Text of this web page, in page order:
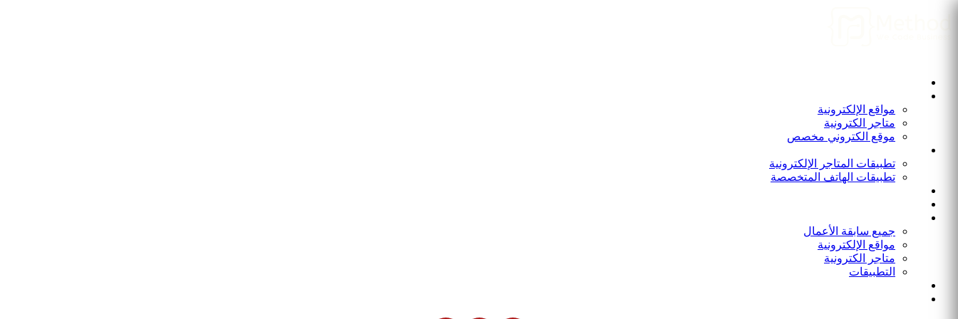
مواقع الإلكترونية
متاجر الكترونية
موقع الكتروني مخصص
تطبيقات المتاجر الإلكترونية
تطبيقات الهاتف المتخصصة
جميع سابقة الأعمال
مواقع الإلكترونية
متاجر الكترونية
التطبيقات